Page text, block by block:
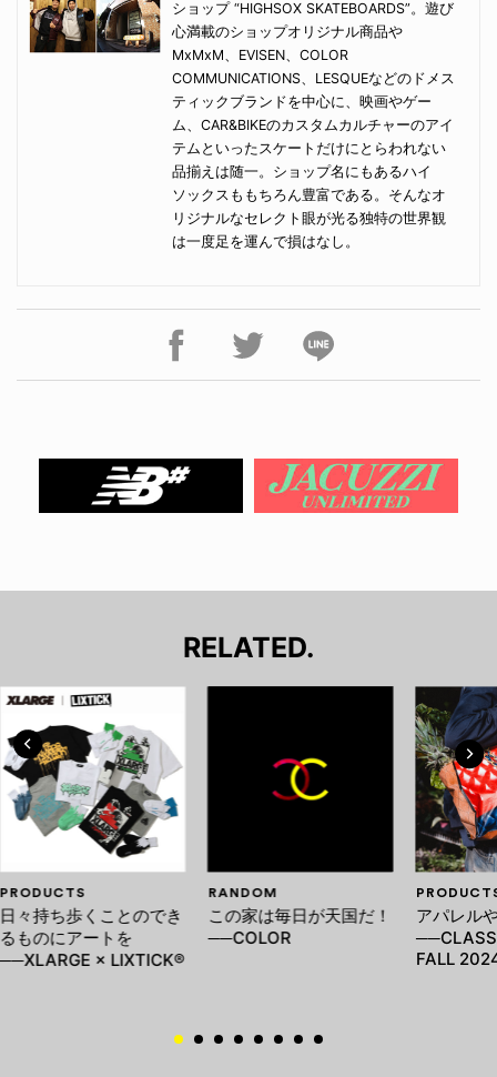
ショップ “HIGHSOX SKATEBOARDS”。遊び
心満載のショップオリジナル商品や
MxMxM、EVISEN、COLOR
COMMUNICATIONS、LESQUEなどのドメス
ティックブランドを中心に、映画やゲー
ム、CAR&BIKEのカスタムカルチャーのアイ
テムといったスケートだけにとらわれない
品揃えは随一。ショップ名にもあるハイ
ソックスももちろん豊富である。そんなオ
リジナルなセレクト眼が光る独特の世界観
は一度足を運んで損はなし。
RELATED.
PRODUCTS
日々持ち歩くことのでき
るものにアートを
──XLARGE × LIXTICK®
RANDOM
この家は毎日が天国だ！
──COLOR
アパレル
FALL